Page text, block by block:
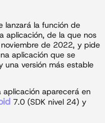
lanzará la función de
aplicación, de la que nos
de 2022, y pide
aplicación que se
una versión más estable
aplicación aparecerá en
7.0 (SDK nivel 24) y